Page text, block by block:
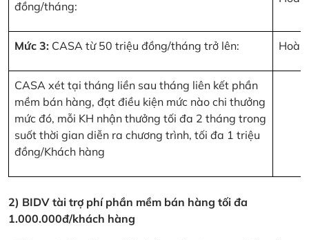
đồng/tháng:
Mức 3: CASA từ 50 triệu đồng/tháng trở lên:
CASA xét tại tháng liền sau tháng liên kết phần
mềm bán hàng, đạt điều kiện mức nào chi thưởng
mức đó, mỗi KH nhận thưởng tối đa 2 tháng trong
suốt thời gian diễn ra chương trình, tối đa 1 triệu
đồng/Khách hàng
2) BIDV tài trợ phí phần mềm bán hàng tối đa
1.000.000đ/khách hàng